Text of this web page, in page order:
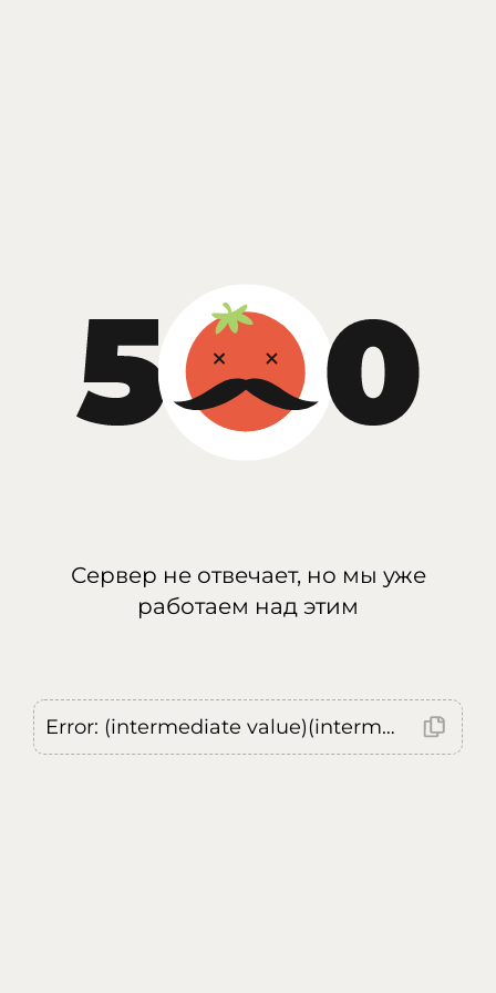
Сервер не отвечает, но мы уже
работаем над этим
Error: (intermediate value)(intermediate value)(intermediate value).replaceAll is not a function